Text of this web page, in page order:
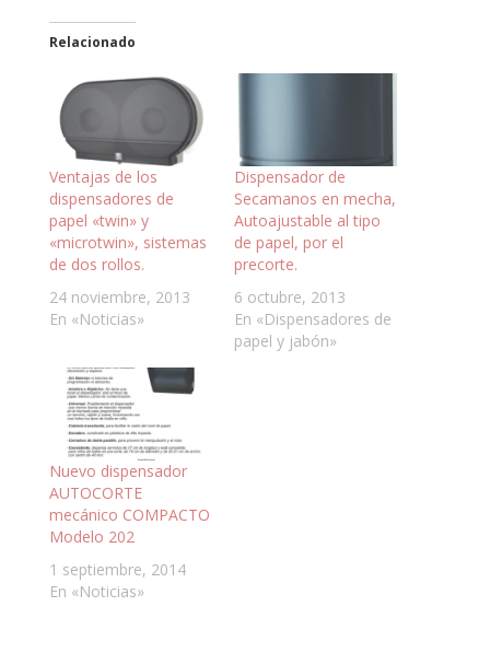
Relacionado
Ventajas de los
dispensadores de
papel «twin» y
«microtwin», sistemas
de dos rollos.
24 noviembre, 2013
En «Noticias»
Dispensador de
Secamanos en mecha,
Autoajustable al tipo
de papel, por el
precorte.
6 octubre, 2013
En «Dispensadores de
papel y jabón»
Nuevo dispensador
AUTOCORTE
mecánico COMPACTO
Modelo 202
1 septiembre, 2014
En «Noticias»